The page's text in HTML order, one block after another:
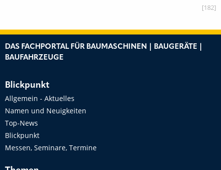
[182]
DAS FACHPORTAL FÜR BAUMASCHINEN | BAUGERÄTE |
BAUFAHRZEUGE
Blickpunkt
Allgemein - Aktuelles
Namen und Neuigkeiten
Top-News
Blickpunkt
Messen, Seminare, Termine